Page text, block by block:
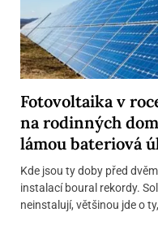
Fotovoltaika v
na rodinných
lámou bateriová
Kde jsou ty doby před
instalací boural rekordy.
neinstalují, většinou jde o